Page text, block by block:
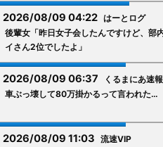
2026/08/09 04:22はーとログ
後輩女「昨日女子会したんですけど、部
イさん2位でしたよ」
2026/08/09 06:37くるまにあ速報
車ぶっ壊して80万掛かるって言われた…
2026/08/09 11:03流速VIP